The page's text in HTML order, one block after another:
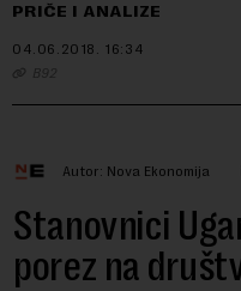
PRIČE I ANALIZE
04.06.2018. 16:34
B92
Autor: Nova Ekonomija
Stanovnici
porez na